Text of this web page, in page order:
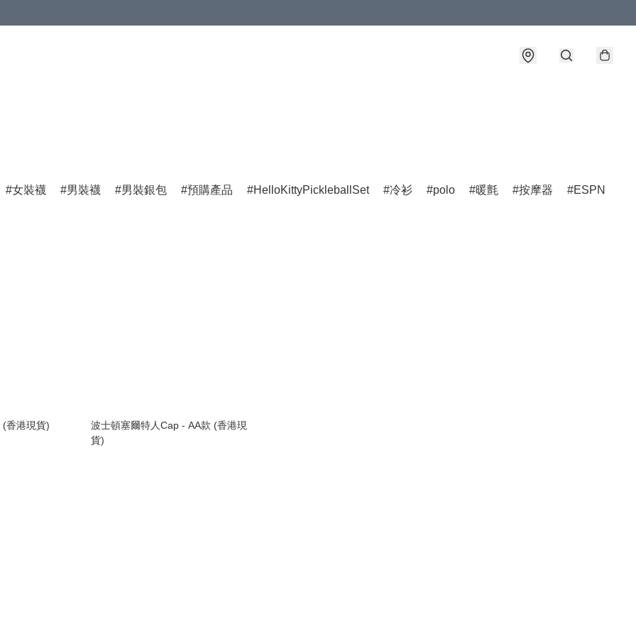
女裝襪 男裝襪 男裝銀包 預購產品 HelloKittyPickleballSet 冷衫 polo 暖氈 按摩器 ESPN
香港現貨)
波士頓塞爾特人Cap - AA款 (香港現
貨)